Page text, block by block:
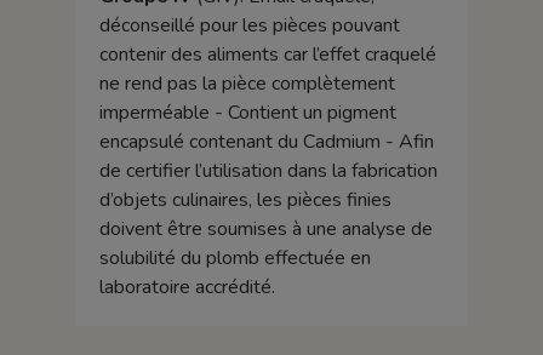
déconseillé pour les pièces pouvant
contenir des aliments car l’effet craquelé
ne rend pas la pièce complètement
imperméable - Contient un pigment
encapsulé contenant du Cadmium - Afin
de certifier l’utilisation dans la fabrication
d’objets culinaires, les pièces finies
doivent être soumises à une analyse de
solubilité du plomb effectuée en
laboratoire accrédité.